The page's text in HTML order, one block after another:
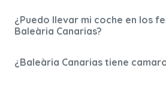
¿Puedo llevar mi coche en los
Baleària Canarias?
¿Baleària Canarias tiene